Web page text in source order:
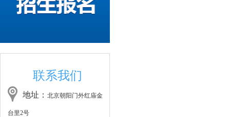
联系我们
地址： 北京朝阳门外红庙金
台里2号